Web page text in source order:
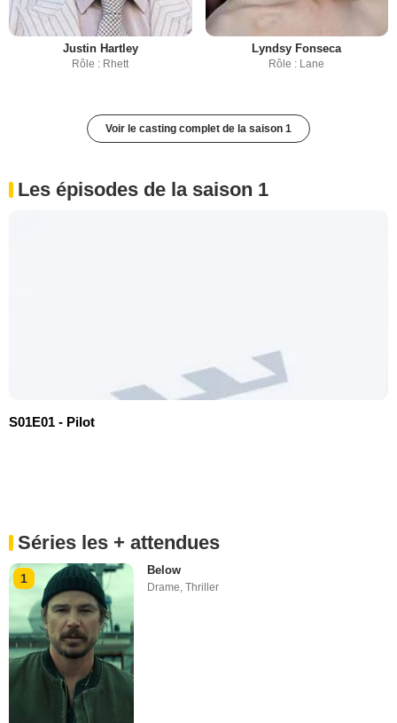
Justin Hartley
Rôle : Rhett
Lyndsy Fonseca
Rôle : Lane
Voir le casting complet de la saison 1
Les épisodes de la saison 1
S01E01 - Pilot
Séries les + attendues
1
Below
Drame,Thriller